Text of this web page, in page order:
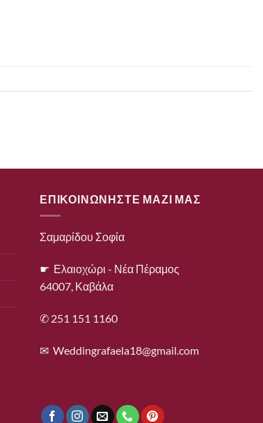
ΕΠΙΚΟΙΝΩΝΗΣΤΕ ΜΑΖΙ ΜΑΣ
Σαμαρίδου Σοφία
☛ Ελαιοχώρι - Νέα Πέραμος
64007, Καβάλα
✆ 251 151 1160
✉ Weddingrafaela18@gmail.com